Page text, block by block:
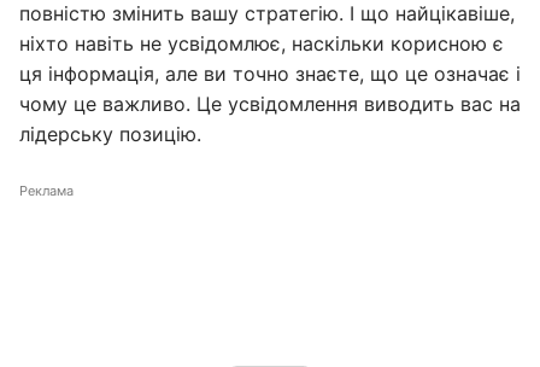
повністю змінить вашу стратегію. І що найцікавіше,
ніхто навіть не усвідомлює, наскільки корисною є
ця інформація, але ви точно знаєте, що це означає і
чому це важливо. Це усвідомлення виводить вас на
лідерську позицію.
Реклама